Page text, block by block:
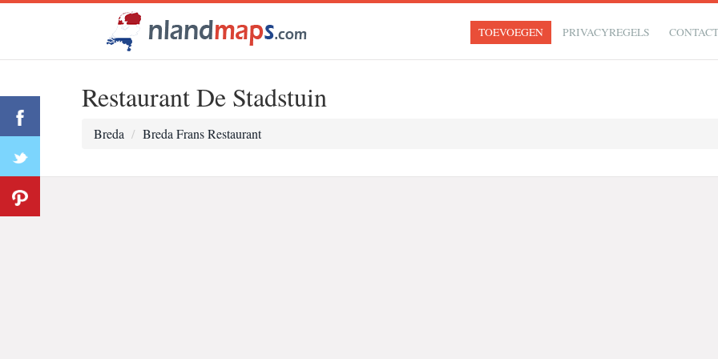
TOEVOEGEN PRIVACYREGELS
Restaurant De Stadstuin
Breda Breda Frans Restaurant